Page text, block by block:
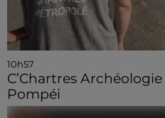
10h57
C’Chartres
Pompéi